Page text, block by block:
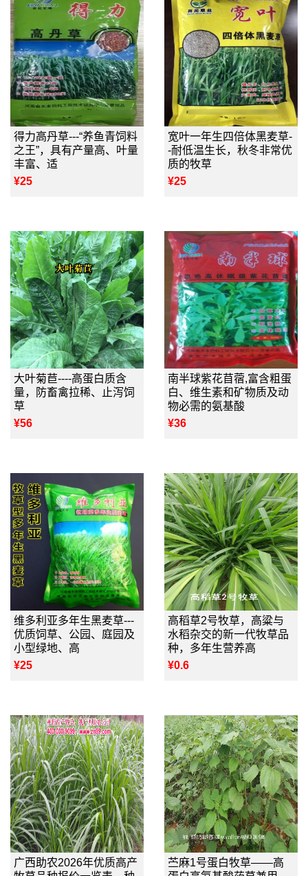
得力高丹草---“养鱼青饲料
之王”，具有产量高、叶量
丰富、适
¥25
宽叶一年生四倍体黑麦草-
-耐低温生长，秋冬非常优
质的牧草
¥25
大叶菊苣----高蛋白质含
量，防畜禽拉稀、止泻饲
草
¥56
南半球紫花苜蓿,富含粗蛋
白、维生素和矿物质及动
物必需的氨基酸
¥36
维多利亚多年生黑麦草---
优质饲草、公园、庭园及
小型绿地、高
¥25
高稻草2号牧草，高粱与
水稻杂交的新一代牧草品
种，多年生营养高
¥0.6
广西助农2026年优质高产
苎麻1号蛋白牧草——高